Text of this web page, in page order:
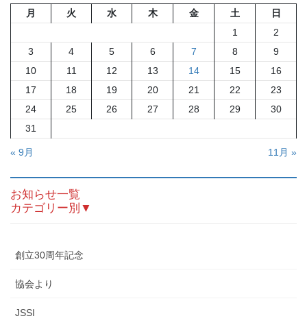
月 火 水 木 金 土
日
1
2
3
4 5 6 7 8
9
10
11 12 13 14 15
16
17
18 19 20 21 22
23
24
25 26 27 28 29
30
31
« 9月 11月 »
お知らせ一覧
カテゴリー別▼
創立30周年記念
協会より
JSSI